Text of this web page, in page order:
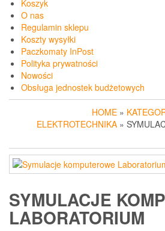
Koszyk
O nas
Regulamin sklepu
Koszty wysyłki
Paczkomaty InPost
Polityka prywatności
Nowości
Obsługa jednostek budżetowych
HOME »
ELEKTROTECHNIKA »
SYMULACJE
LABORATORIUM